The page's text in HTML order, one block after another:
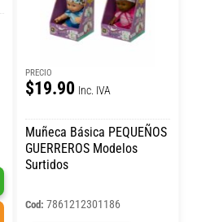
PRECIO
$19.90 Inc. IVA
Muñeca Básica PEQUEÑOS
GUERREROS Modelos
Surtidos
Cod: 7861212301186